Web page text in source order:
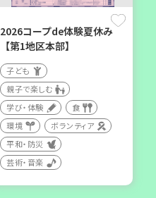
2026コープde体験夏休み
【第1地区本部】
子ども
親子で楽しむ
学び・体験
食
環境
ボランティア
平和・防災
芸術・音楽